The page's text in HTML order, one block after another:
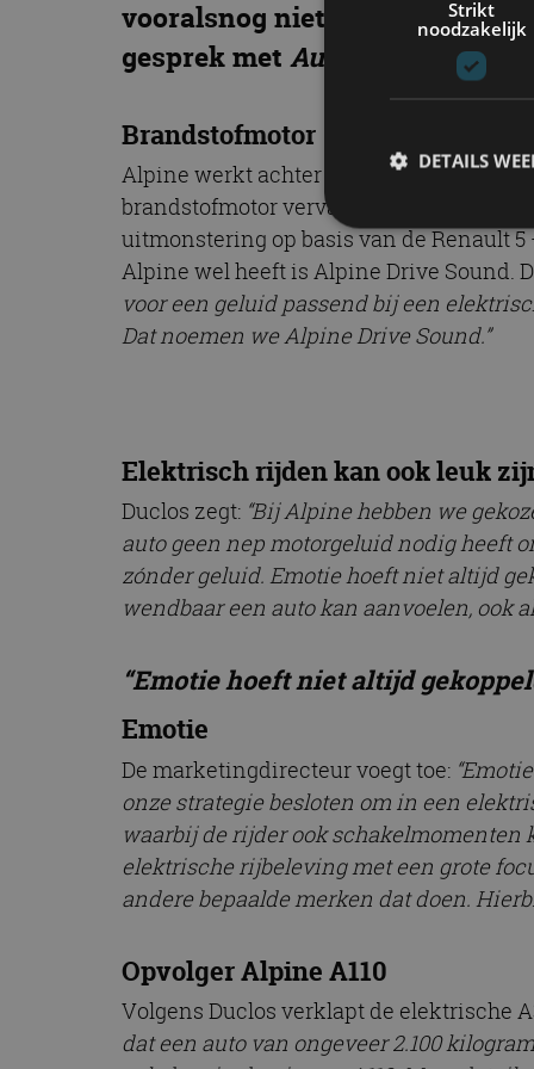
vooralsnog niets van weten,
gesprek met AutoRAI.nl
Brandstofmotor
Alpine werkt achter de schermen aan
brandstofmotor vervangt. Die auto krijgt
uitmonstering op basis van de Renault
Alpine wel heeft is Alpine Drive Sound.
voor een geluid passend bij een
Dat noemen we Alpine Drive Sound.”
Elektrisch rijden kan ook leuk
Duclos zegt: “Bij Alpine hebben we
auto geen nep motorgeluid nodig heeft
zónder geluid. Emotie hoeft niet altijd
wendbaar een auto kan aanvoelen, ook
“Emotie hoeft niet altijd
Emotie
De marketingdirecteur voegt toe:
onze strategie besloten om in een
waarbij de rijder ook
elektrische rijbeleving met een grote
andere bepaalde merken dat doen.
Opvolger Alpine A110
Volgens Duclos verklapt de elektrische
dat een auto van ongeveer 2.100
Strikt
noodzakelijk
DETAILS
Strikt noodzakelijke
accountbeheer. De
Naam
_ga_SC6JKZPPKY
Naam
Inc.
.autorai.nl
_gcl_au
Google
omx_consent